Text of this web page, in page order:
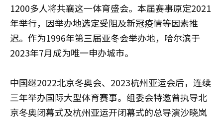
1200多人将共襄这一体育盛会。本届赛事原定2021
年举行，因举办地选定受阻及新冠疫情等因素推
迟。作为1996年第三届亚冬会举办地，哈尔滨于
2023年7月成为唯一申办城市。
中国继2022北京冬奥会、2023杭州亚运会后，连续
三年举办国际大型体育赛事。组委会特邀曾执导北
京冬奥闭幕式及杭州亚运开闭幕式的总导演沙晓岚